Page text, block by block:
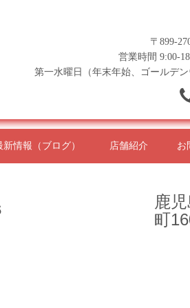
〒899-
営業時間 9:00-
第一水曜日（年末年始、ゴールデ
新情報（ブログ） 店舗紹介 お
鹿
町